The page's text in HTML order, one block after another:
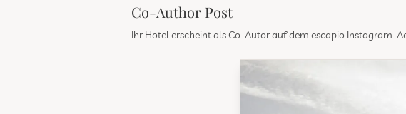
Co-Author Post
Ihr Hotel erscheint als Co-Autor auf dem escapio Instagram-